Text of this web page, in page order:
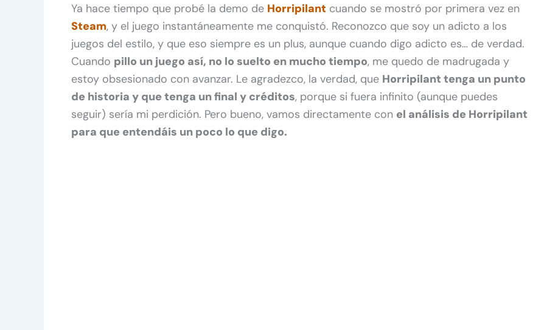
Ya hace tiempo que probé la demo de Horripilant cuando se mostró por primera vez en
Steam, y el juego instantáneamente me conquistó. Reconozco que soy un adicto a los
juegos del estilo, y que eso siempre es un plus, aunque cuando digo adicto es… de verdad.
Cuando pillo un juego así, no lo suelto en mucho tiempo, me quedo de madrugada y
estoy obsesionado con avanzar. Le agradezco, la verdad, que Horripilant tenga un punto
de historia y que tenga un final y créditos, porque si fuera infinito (aunque puedes
seguir) sería mi perdición. Pero bueno, vamos directamente con el análisis de Horripilant
para que entendáis un poco lo que digo.